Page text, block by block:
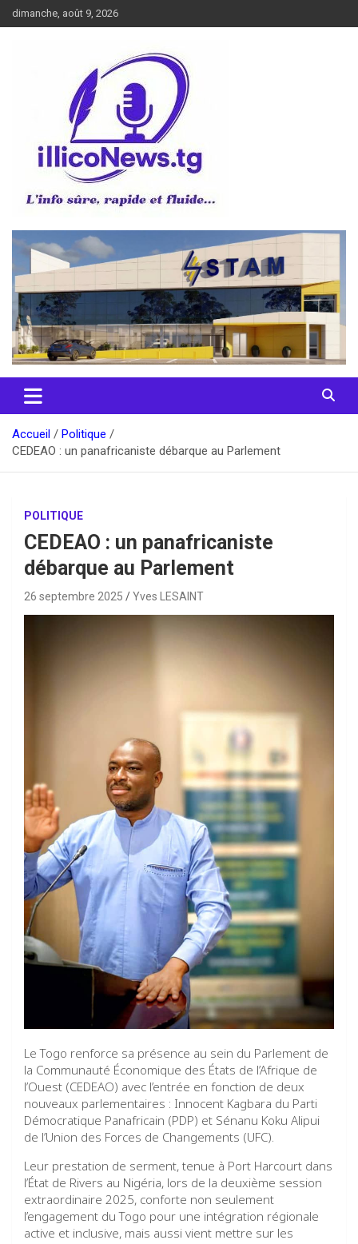
Aller
au
dimanche, août 9, 2026
illiconews
Accueil
Politique
CEDEAO : un panafricaniste débarque au Parlement
POLITIQUE
CEDEAO : un panafricaniste
débarque au Parlement
26 septembre 2025 Yves LESAINT
Le Togo renforce sa présence au sein du Parlement de
la Communauté Économique des États de l’Afrique de
l’Ouest (CEDEAO) avec l’entrée en fonction de deux
nouveaux parlementaires : Innocent Kagbara du Parti
Démocratique Panafricain (PDP) et Sénanu Koku Alipui
de l’Union des Forces de Changements (UFC).
Leur prestation de serment, tenue à Port Harcourt dans
l’État de Rivers au Nigéria, lors de la deuxième session
extraordinaire 2025, conforte non seulement
l’engagement du Togo pour une intégration régionale
active et inclusive, mais aussi vient mettre sur les